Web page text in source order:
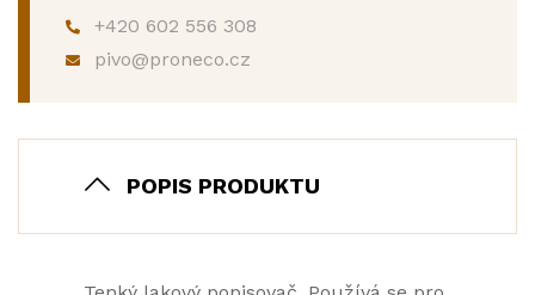
+420 602 556 308
pivo@proneco.cz
POPIS PRODUKTU